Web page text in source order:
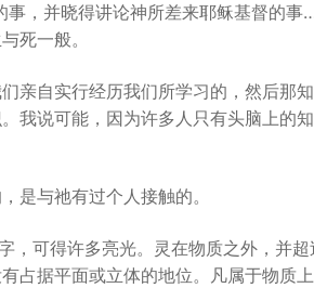
事，并晓得讲论神所差来耶稣基督的事
死一般。
亲自实行经历我们所学习的，然后那
我说可能，因为许多人只有头脑上的
是与祂有过个人接触的。
，可得许多亮光。灵在物质之外，并
占据平面或立体的地位。凡属于物质